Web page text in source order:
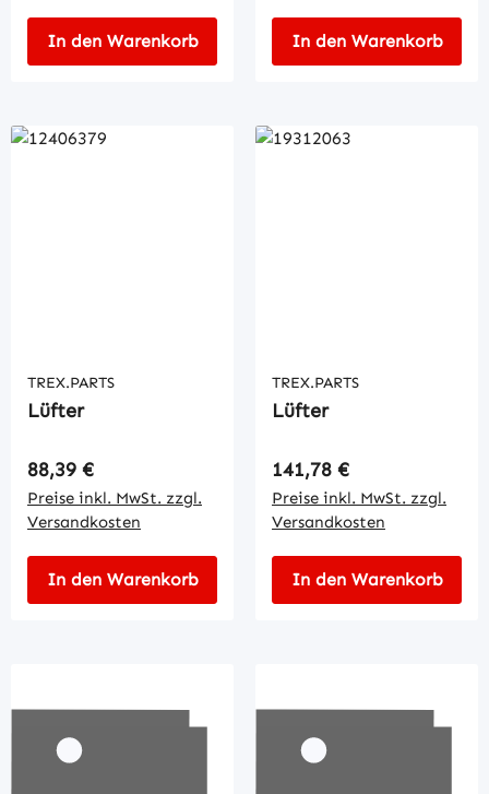
In den Warenkorb In den Warenkorb
TREX.PARTS
Lüfter
Regulärer Preis:
88,39 €
Preise inkl. MwSt. zzgl.
Versandkosten
In den Warenkorb
TREX.PARTS
Lüfter
Regulärer Preis:
141,78 €
Preise inkl. MwSt. zzgl.
Versandkosten
In den Warenkorb